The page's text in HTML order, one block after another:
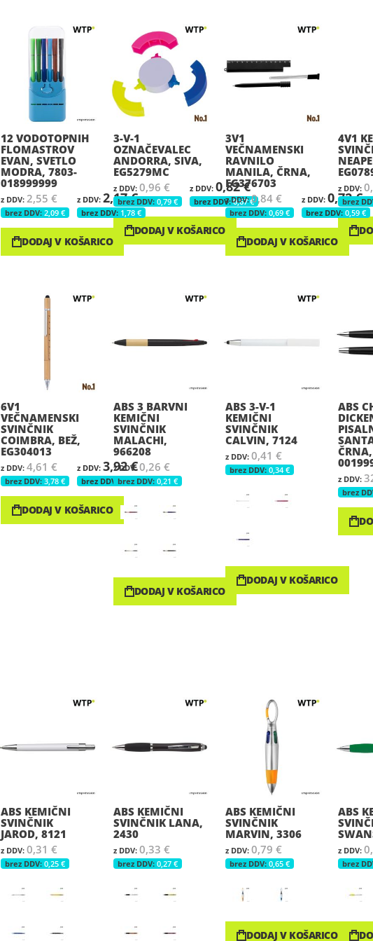
12 VODOTOPNIH
FLOMASTROV
EVAN, SVETLO
MODRA, 7803-
018999999
2,55 €
2,09 €
2,17 €
1,78 €
DODAJ V KOŠARICO
3-V-1
OZNAČEVALEC
ANDORRA, SIVA,
EG5279MC
0,96 €
0,79 €
0,82 €
0,67 €
DODAJ V KOŠARICO
3V1
VEČNAMENSKI
RAVNILO
MANILA, ČRNA,
EG376703
0,84 €
0,69 €
0,72 €
0,59 €
DODAJ V KOŠARICO
4V1
6V1
VEČNAMENSKI
SVINČNIK
COIMBRA, BEŽ,
EG304013
4,61 €
3,78 €
3,92 €
3,21 €
DODAJ V KOŠARICO
ABS 3 BARVNI
KEMIČNI
SVINČNIK
MALACHI,
966208
0,26 €
0,21 €
DODAJ V KOŠARICO
ABS 3-V-1
KEMIČNI
SVINČNIK
CALVIN, 7124
0,41 €
0,34 €
DODAJ V KOŠARICO
ABS
ABS KEMIČNI
SVINČNIK
JAROD, 8121
0,31 €
0,25 €
ABS KEMIČNI
SVINČNIK LANA,
2430
0,33 €
0,27 €
ABS KEMIČNI
SVINČNIK
MARVIN, 3306
0,79 €
0,65 €
DODAJ V KOŠARICO
ABS